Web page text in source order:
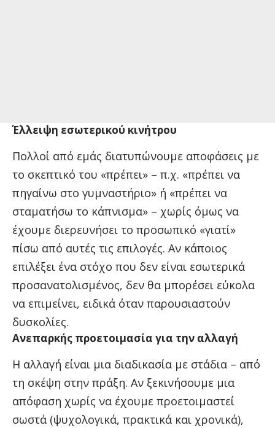
Έλλειψη εσωτερικού κινήτρου
Πολλοί από εμάς διατυπώνουμε αποφάσεις με
το σκεπτικό του «πρέπει» – π.χ. «πρέπει να
πηγαίνω στο γυμναστήριο» ή «πρέπει να
σταματήσω το κάπνισμα» – χωρίς όμως να
έχουμε διερευνήσει το προσωπικό «γιατί»
πίσω από αυτές τις επιλογές. Αν κάποιος
επιλέξει ένα στόχο που δεν είναι εσωτερικά
προσανατολισμένος, δεν θα μπορέσει εύκολα
να επιμείνει, ειδικά όταν παρουσιαστούν
δυσκολίες.
Ανεπαρκής προετοιμασία για την αλλαγή
Η αλλαγή είναι μια διαδικασία με στάδια – από
τη σκέψη στην πράξη. Αν ξεκινήσουμε μια
απόφαση χωρίς να έχουμε προετοιμαστεί
σωστά (ψυχολογικά, πρακτικά και χρονικά),